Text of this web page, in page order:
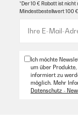
*Der 10 € Rabatt ist
Mindestbestellwert 100 €.
Ich möchte
um über
informiert zu
möglich. Mehr
Datenschutz -